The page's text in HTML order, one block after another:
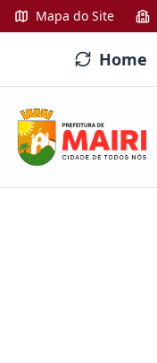
Mapa do Site
Home